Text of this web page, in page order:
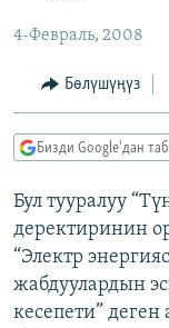
БҮГҮН АЗАТТЫКТА
ЭКСПЕРТТЕР
БИЗ ЖАНА ДҮЙНӨ
ЭЖЕ-СИҢДИЛЕР
АЗАТТЫК+
ЫҢГАЙСЫЗ
ПОДКАСТ
ӨЗГӨЧӨ ПИКИР
Русский
ОНЛАЙН ШЕРИНЕ
4-Февраль, 2008
Бөлүшүңүз
Бизди Google'дан
Бул тууралуу
деректиринин
“Электр
жабдуулардын
кесепети” деген